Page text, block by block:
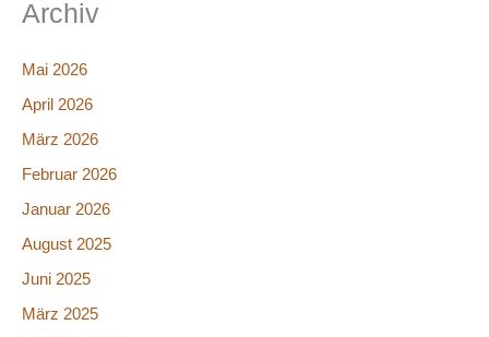
Archiv
Mai 2026
April 2026
März 2026
Februar 2026
Januar 2026
August 2025
Juni 2025
März 2025